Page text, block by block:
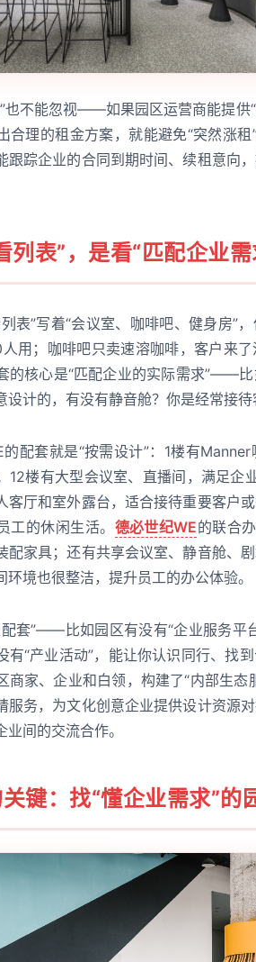
也不能忽视——如果园区运营商能提供
合理的租金方案，就能避免“突然涨
跟踪企业的合同到期时间、续租意向
列表”，是看“匹配企业
表”写着“会议室、咖啡吧、健身房”
人用；咖啡吧只卖速溶咖啡，客户来
的核心是“匹配企业的实际需求”——
设计的，有没有静音舱？你是经常接待
配套就是“按需设计”：1楼有
12楼有大型会议室、直播间，满足企
客厅和室外露台，适合接待重要客户
工的休闲生活。 德必世纪WE的联合
配家具；还有共享会议室、静音舱、
境也很整洁，提升员工的办公体验。
套”——比如园区有没有“企业服务平
有“产业活动”，能让你认识同行、找
商家、企业和白领，构建了“内部生态
服务，为文化创意企业提供设计资源
间的交流合作。
键：找“懂企业需求”的